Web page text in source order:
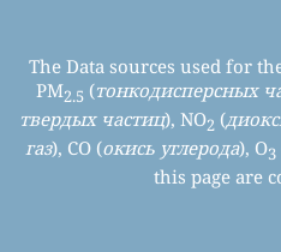
The Data sources used for
PM2.5 (тонкодисперсных
твердых частиц), NO2 (
газ), CO (окись углерода), O3
this page are